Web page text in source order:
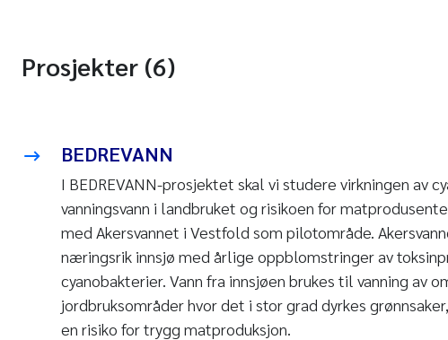
Prosjekter (6)
BEDREVANN
I BEDREVANN-prosjektet skal vi studere virkningen av
vanningsvann i landbruket og risikoen for
med Akersvannet i Vestfold som pilotområde.
næringsrik innsjø med årlige oppblomstringer av
cyanobakterier. Vann fra innsjøen brukes til vanning av
jordbruksområder hvor det i stor grad dyrkes
en risiko for trygg matproduksjon.